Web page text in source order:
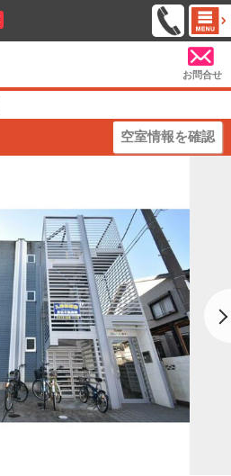
お問合せ
空室情報を確認